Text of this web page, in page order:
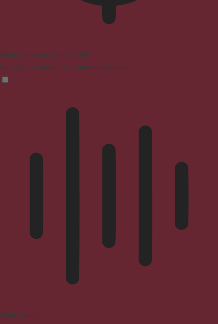
Mode convivial pour le TDAH
Navigation concentrée, sans distractions
Mode aveugle